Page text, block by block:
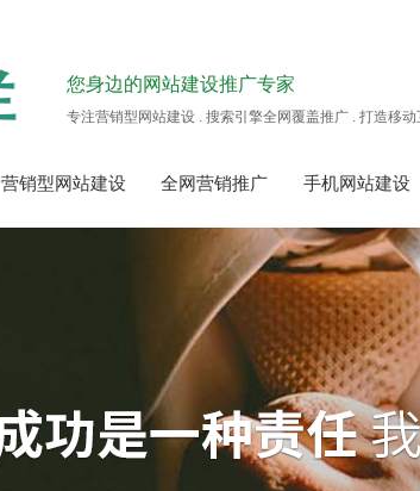
您身边的网站建设推广专家
专注营销型网站建设 . 搜索引擎全网覆盖推广 . 打造移动
营销型网站建设 全网营销推广 手机网站建设